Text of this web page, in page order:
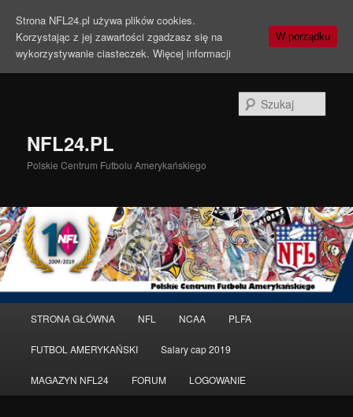
NFL24.PL
Polskie Centrum Futbolu Amerykańskiego
główne
Przeskocz
do
tekstu
Przeskocz
do
widgetów
STRONA GŁÓWNA NFL NCAA PLFA
FUTBOL AMERYKAŃSKI Salary cap 2019
MAGAZYN NFL24 FORUM LOGOWANIE
Strona NFL24.pl używa plików cookies.
Korzystając z jej zawartości zgadzasz się na
wykorzystywanie ciasteczek. Więcej informacji
W porządku